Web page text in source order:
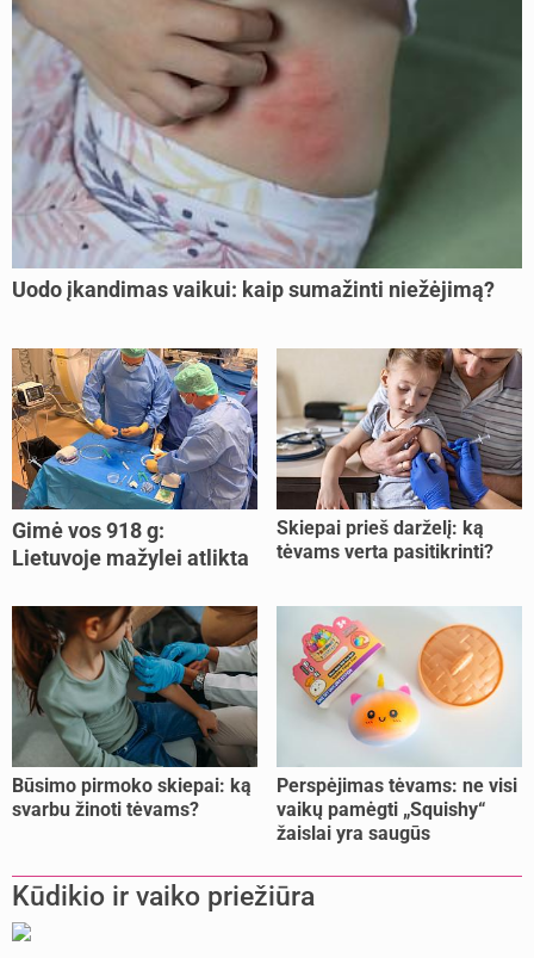
Uodo įkandimas vaikui: kaip sumažinti niežėjimą?
Gimė vos 918 g:
Lietuvoje mažylei atlikta
Skiepai prieš darželį: ką
tėvams verta pasitikrinti?
Būsimo pirmoko skiepai: ką
svarbu žinoti tėvams?
Perspėjimas tėvams: ne visi
vaikų pamėgti „Squishy“
žaislai yra saugūs
Kūdikio ir vaiko priežiūra